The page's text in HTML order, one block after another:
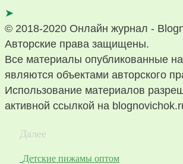
➤
© 2018-2020 Онлайн журнал -
Авторские права защищены.
Все материалы опубликованные
являются объектами авторского
Использование материалов
активной ссылкой на
Далее
Детские пижамы оптом